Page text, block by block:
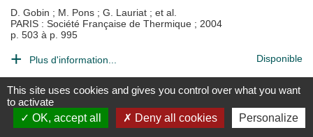
D. Gobin ; M. Pons ; G. Lauriat ; et al.
PARIS : Société Française de Thermique ; 2004
p. 503 à p. 995
Plus d'information... Disponible
This site uses cookies and gives you control over what you want
to activate
OK, accept all
Deny all cookies Personalize